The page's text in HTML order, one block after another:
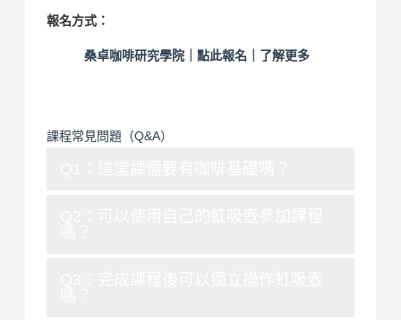
報名方式：
桑卓咖啡研究學院｜點此報名｜了解更多
課程常見問題（Q&A）